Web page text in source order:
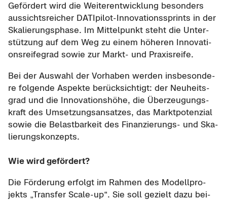
Ge­för­dert wird die Wei­ter­ent­wick­lung be­son­ders
aus­sichts­rei­cher DATIpilot-​Innovationssprints in der
Ska­lie­rungs­pha­se. Im Mit­tel­punkt steht die Un­ter­
stüt­zung auf dem Weg zu einem hö­he­ren In­no­va­ti­
ons­rei­fe­grad sowie zur Markt-​ und Pra­xis­rei­fe.
Bei der Aus­wahl der Vor­ha­ben wer­den ins­be­son­de­
re fol­gen­de Aspek­te be­rück­sich­tigt: der Neu­heits­
grad und die In­no­va­ti­ons­hö­he, die Über­zeu­gungs­
kraft des Um­set­zungs­an­sat­zes, das Markt­po­ten­zi­al
sowie die Be­last­bar­keit des Finanzierungs-​ und Ska­
lie­rungs­kon­zepts.
Wie wird ge­för­dert?
Die För­de­rung er­folgt im Rah­men des Mo­dell­pro­
jekts „Trans­fer Scale-​up“. Sie soll ge­zielt dazu bei­